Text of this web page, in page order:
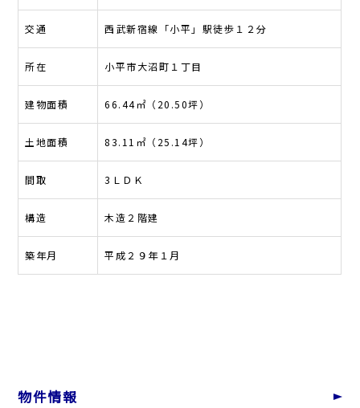
物件情報
交通 西武新宿線「小平」駅徒歩１２分
所在 小平市大沼町１丁目
建物面積 66.44㎡（20.50坪）
土地面積 83.11㎡（25.14坪）
間取 3ＬＤＫ
構造 木造２階建
築年月 平成２９年１月